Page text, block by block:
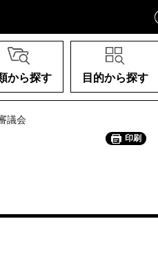
から探す 目的から探す
議会
印刷